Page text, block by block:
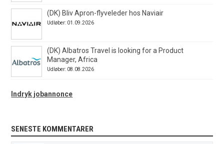
(DK) Bliv Apron-flyveleder hos Naviair
Udløber: 01.09.2026
(DK) Albatros Travel is looking for a Product
Manager, Africa
Udløber: 08.08.2026
Indryk jobannonce
SENESTE KOMMENTARER